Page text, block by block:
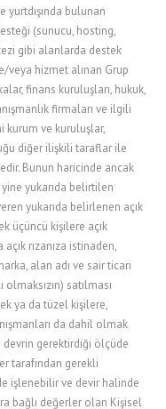
yurtdışında bulunan
(sunucu, hosting,
gibi alanlarda destek
veya hizmet alınan Grup
finans kuruluşları, hukuk,
firmaları ve ilgili
ve kuruluşlar,
diğer ilişkili taraflar ile
Bunun haricinde ancak
yine yukarıda belirtilen
yukarıda belirlenen açık
üçüncü kişilere açık
rızanıza istinaden,
alan adı ve sair ticari
satılması
ya da tüzel kişilere,
da dahil olmak
devrin gerektirdiği ölçüde
tarafından gerekli
işlenebilir ve devir halinde
bağlı değerler olan Kişisel